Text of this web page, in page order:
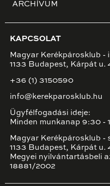
ARCHÍVUM
KAPCSOLAT
Magyar Kerékpárosklub -
1133 Budapest, Kárpát u.
+36 (1) 3150590
info@kerekparosklub.hu
Ügyfélfogadási ideje:
Minden munkanap 9:30 -
Magyar Kerékpárosklub -
1133 Budapest, Kárpát u.
Megyei nyilvántartásbeli
18881/2002